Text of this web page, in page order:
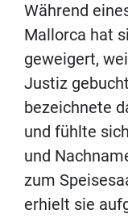
Während
Mallorca hat
geweigert,
Justiz
bezeichnete
und fühlte
und
zum
erhielt sie